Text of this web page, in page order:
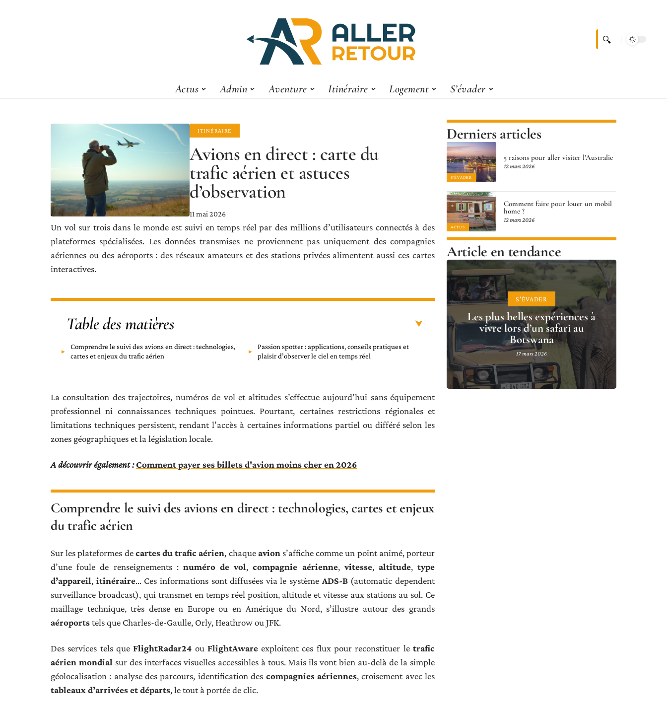
Actus Admin Aventure Itinéraire Logement S’évader
ITINÉRAIRE
Avions en direct : carte du
trafic aérien et astuces
d’observation
11 mai 2026
Un vol sur trois dans le monde est suivi en temps réel par des millions d’utilisateurs connectés à des
plateformes spécialisées. Les données transmises ne proviennent pas uniquement des compagnies
aériennes ou des aéroports : des réseaux amateurs et des stations privées alimentent aussi ces cartes
interactives.
Table des matières
Comprendre le suivi des avions en direct : technologies,
cartes et enjeux du trafic aérien
Passion spotter : applications, conseils pratiques et
plaisir d’observer le ciel en temps réel
La consultation des trajectoires, numéros de vol et altitudes s’effectue aujourd’hui sans équipement
professionnel ni connaissances techniques pointues. Pourtant, certaines restrictions régionales et
limitations techniques persistent, rendant l’accès à certaines informations partiel ou différé selon les
zones géographiques et la législation locale.
A découvrir également :Comment payer ses billets d'avion moins cher en 2026
Comprendre le suivi des avions en direct : technologies, cartes et enjeux
du trafic aérien
Sur les plateformes decartes du trafic aérien, chaqueavion s’affiche comme un point animé, porteur
d’une foule de renseignements : numéro de vol,compagnie aérienne, vitesse, altitude,type
d’appareil, itinéraire… Ces informations sont diffusées via le système ADS-B(automatic dependent
surveillance broadcast), qui transmet en temps réel position, altitude et vitesse aux stations au sol. Ce
maillage technique, très dense en Europe ou en Amérique du Nord, s’illustre autour des grands
aéroportstels que Charles-de-Gaulle, Orly, Heathrow ou JFK.
Des services tels queFlightRadar24 ou FlightAwareexploitent ces flux pour reconstituer letrafic
aérien mondial sur des interfaces visuelles accessibles à tous. Mais ils vont bien au-delà de la simple
géolocalisation : analyse des parcours, identification des compagnies aériennes, croisement avec les
tableaux d’arrivées et départs, le tout à portée de clic.
Derniers articles
S'ÉVADER
5 raisons pour aller visiter l’Australie
12 mars 2026
ACTUS
Comment faire pour louer un mobil
home ?
12 mars 2026
Article en tendance
S'ÉVADER
Les plus belles expériences à
vivre lors d’un safari au
Botswana
17 mars 2026